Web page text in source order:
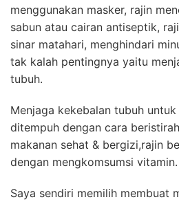
menggunakan masker, rajin
sabun atau cairan antiseptik,
sinar matahari, menghindari
tak kalah pentingnya yaitu
tubuh.
Menjaga kekebalan tubuh
ditempuh dengan cara
makanan sehat & bergizi,rajin
dengan mengkomsumsi vitamin.
Saya sendiri memilih membuat